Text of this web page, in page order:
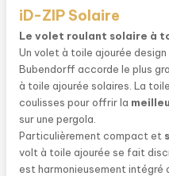
iD-ZIP Solaire
Le volet roulant solaire à
Un volet à toile ajourée
Bubendorff accorde le plus
à toile ajourée solaires. La
coulisses pour offrir la
sur une pergola.
Particulièrement compact et
volt à toile ajourée se fait
est harmonieusement intégré